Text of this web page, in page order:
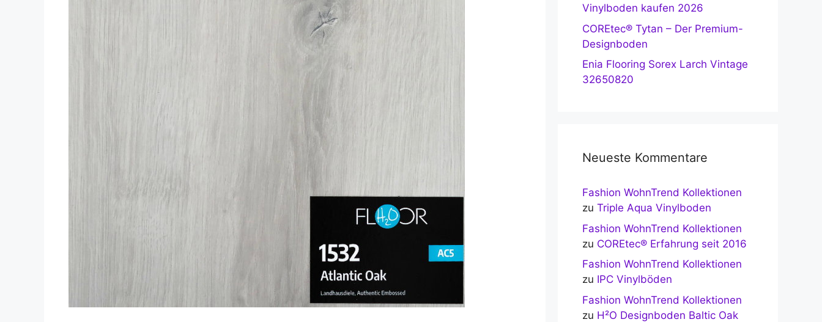
Vinylboden kaufen 2026
COREtec® Tytan – Der Premium-
Designboden
Enia Flooring Sorex Larch Vintage
32650820
Neueste Kommentare
Fashion WohnTrend Kollektionen
zu Triple Aqua Vinylboden
Fashion WohnTrend Kollektionen
zu COREtec® Erfahrung seit 2016
Fashion WohnTrend Kollektionen
zu IPC Vinylböden
Fashion WohnTrend Kollektionen
zu H²O Designboden Baltic Oak